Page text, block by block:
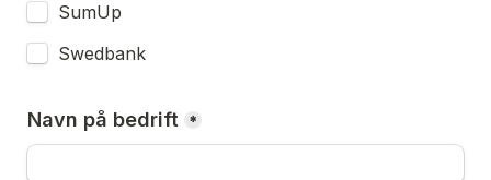
SumUp
Swedbank
Navn på bedrift *